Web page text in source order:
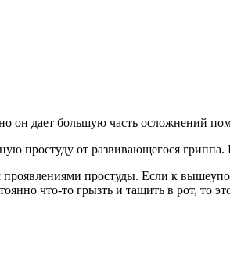
он дает большую часть осложнений
простуду от развивающегося
проявлениями простуды. Если к
что-то грызть и тащить в рот, то